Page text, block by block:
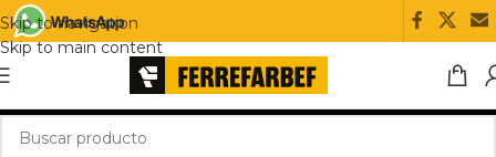
Skip to navigation
Skip to main content